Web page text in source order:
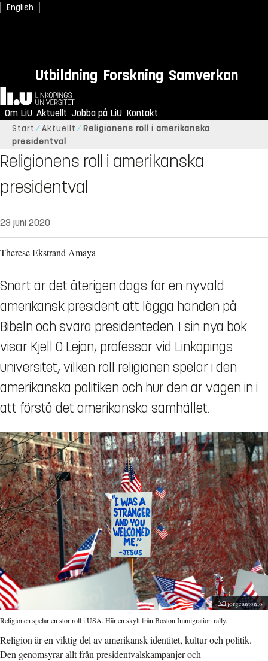
English
Utbildning Forskning Samverkan
Hem
Om LiU Aktuellt Jobba på LiU Kontakt
Start Aktuellt
Religionens roll i amerikanska
presidentval
Religionens roll i amerikanska
presidentval
23 juni 2020
Therese Ekstrand Amaya
Snart är det återigen dags för en nyvald
amerikansk president att lägga handen på
Bibeln och svära presidenteden. I sin nya bok
visar Kjell O Lejon, professor vid Linköpings
universitet, vilken roll religionen spelar i den
amerikanska politiken och hur den är vägen in i
att förstå det amerikanska samhället.
Fotograf:
jorgeantonio
Religionen spelar en stor roll i USA. Här en skylt från Boston Immigration rally.
Religion är en viktig del av amerikansk identitet, kultur och politik.
Den genomsyrar allt från presidentvalskampanjer och